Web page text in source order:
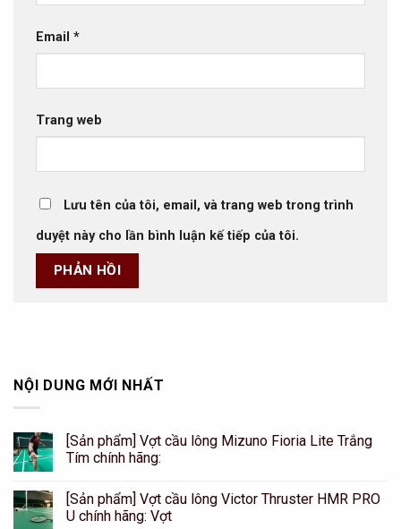
Email *
Trang web
Lưu tên của tôi, email, và trang web trong trình
duyệt này cho lần bình luận kế tiếp của tôi.
NỘI DUNG MỚI NHẤT
[Sản phẩm] Vợt cầu lông Mizuno Fioria Lite Trắng
Tím chính hãng:
[Sản phẩm] Vợt cầu lông Victor Thruster HMR PRO
U chính hãng: Vợt